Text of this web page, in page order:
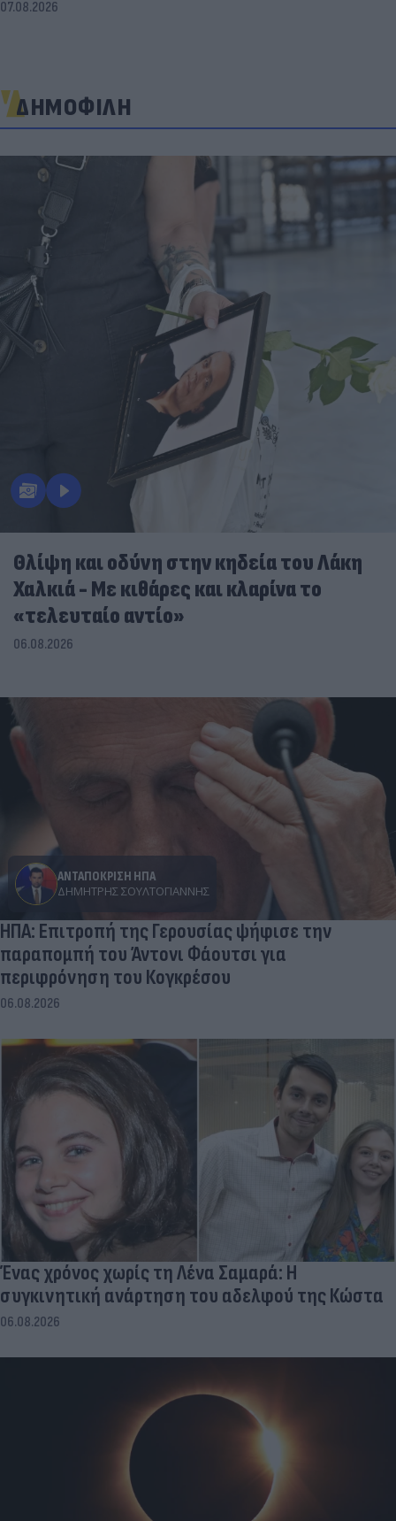
07.08.2026
ΔΗΜΟΦΙΛΗ
Θλίψη και οδύνη στην κηδεία του Λάκη
Χαλκιά - Με κιθάρες και κλαρίνα το
«τελευταίο αντίο»
06.08.2026
ΑΝΤΑΠΟΚΡΙΣΗ ΗΠΑ
ΔΗΜΉΤΡΗΣ ΣΟΥΛΤΟΓΙΆΝΝΗΣ
ΗΠΑ: Επιτροπή της Γερουσίας ψήφισε την
παραπομπή του Άντονι Φάουτσι για
περιφρόνηση του Κογκρέσου
06.08.2026
Ένας χρόνος χωρίς τη Λένα Σαμαρά: Η
συγκινητική ανάρτηση του αδελφού της Κώστα
06.08.2026